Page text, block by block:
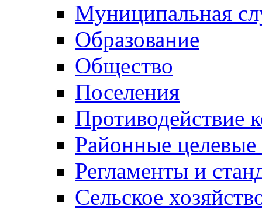
Муниципальная
Образование
Общество
Поселения
Противодействие
Районные
Регламенты и
Сельское